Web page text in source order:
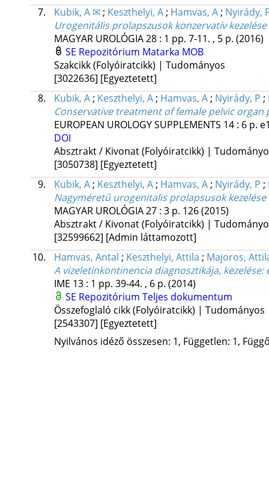
7.
Kubik, A ✉; Keszthelyi, A; Hamvas, A; Nyirády,
Urogenitális prolapszusok konzervatív
MAGYAR UROLÓGIA28: 1 pp. 7-11. , 5 p. (2016)
SE Repozitórium Matarka MOB
Szakcikk (Folyóiratcikk) | Tudományos
[3022636] [Egyeztetett]
8.
Kubik, A; Keszthelyi, A; Hamvas, A; Nyirády, P ;
Conservative treatment of female pelvic organ
EUROPEAN UROLOGY SUPPLEMENTS 14: 6 p.
DOI
Absztrakt / Kivonat (Folyóiratcikk) |
[3050738] [Egyeztetett]
9.
Kubik, A; Keszthelyi, A; Hamvas, A; Nyirády, P ;
Nagyméretű urogenitalis prolapsusok
MAGYAR UROLÓGIA27: 3 p. 126(2015)
Absztrakt / Kivonat (Folyóiratcikk) |
[32599662] [Admin láttamozott]
10.
Hamvas, Antal ; Keszthelyi, Attila ; Majoros,
A vizeletinkontinencia diagnosztikája,
IME 13: 1 pp. 39-44. , 6 p. (2014)
SE Repozitórium Teljes dokumentum
Összefoglaló cikk (Folyóiratcikk) | Tudományos
[2543307] [Egyeztetett]
Nyilvános idéző összesen: 1, Független: 1,